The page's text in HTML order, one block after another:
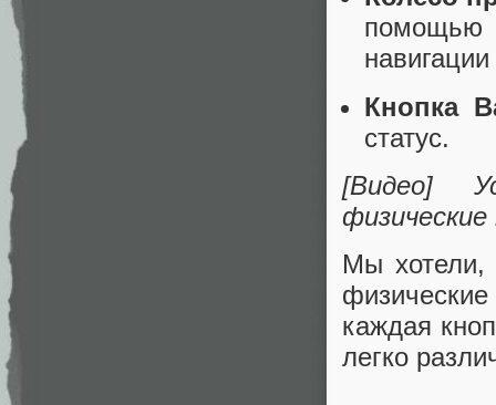
помощью
Кнопка
статус.
[Видео]
Мы хотели,
каждая
легко